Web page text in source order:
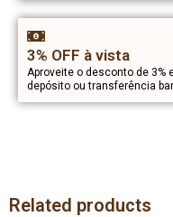
3% OFF à vista
Aproveite o desconto de 3%
depósito ou transferência
Related products